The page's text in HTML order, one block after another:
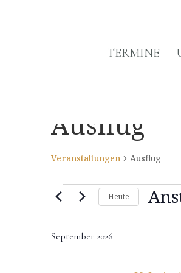
TERMINE
Ausflug
Veranstaltungen Ausflug
Veranstaltungen
Heute
September 2026